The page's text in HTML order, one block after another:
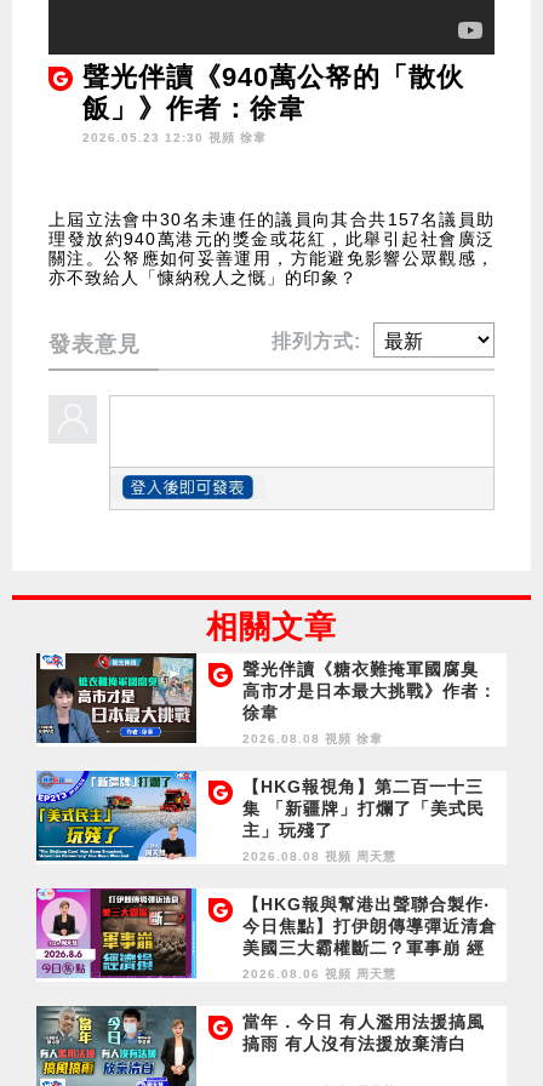
聲光伴讀《940萬公帑的「散伙
飯」》作者：徐韋
2026.05.23 12:30 視頻 徐韋
上屆立法會中30名未連任的議員向其合共157名議員助
理發放約940萬港元的獎金或花紅，此舉引起社會廣泛
關注。公帑應如何妥善運用，方能避免影響公眾觀感，
亦不致給人「慷納稅人之慨」的印象？
發表意見 排列方式:
相關文章
聲光伴讀《糖衣難掩軍國腐臭
高市才是日本最大挑戰》作者：
徐韋
2026.08.08 視頻 徐韋
【HKG報視角】第二百一十三
集 「新疆牌」打爛了「美式民
主」玩殘了
2026.08.08 視頻 周天慧
【HKG報與幫港出聲聯合製作‧
今日焦點】打伊朗傳導彈近清倉
美國三大霸權斷二？軍事崩 經
濟損
2026.08.06 視頻 周天慧
當年．今日 有人濫用法援搞風
搞雨 有人沒有法援放棄清白